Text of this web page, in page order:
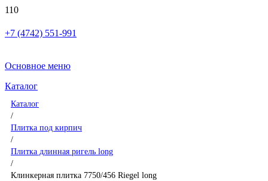
+7 (4742) 551-991
Основное меню
Каталог
Каталог
/
Плитка под кирпич
/
Плитка длинная ригель long
/
Клинкерная плитка 7750/456 Riegel long